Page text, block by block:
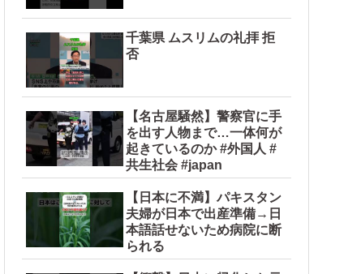
千葉県 ムスリムの礼拝 拒
否
【名古屋騒然】警察官に手
を出す人物まで…一体何が
起きているのか #外国人 #
共生社会 #japan
【日本に不満】パキスタン
夫婦が日本で出産準備→日
本語話せないため病院に断
られる